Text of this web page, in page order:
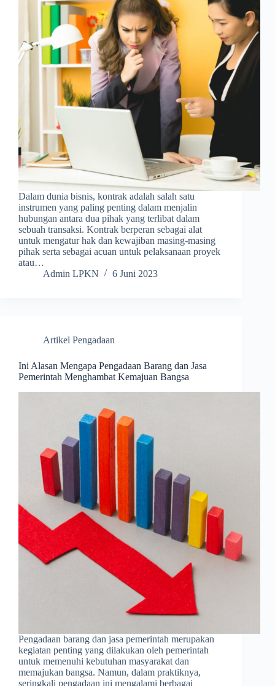
Dalam dunia bisnis, kontrak adalah salah satu
instrumen yang paling penting dalam menjalin
hubungan antara dua pihak yang terlibat dalam
sebuah transaksi. Kontrak berperan sebagai alat
untuk mengatur hak dan kewajiban masing-masing
pihak serta sebagai acuan untuk pelaksanaan proyek
atau…
Admin LPKN
6 Juni 2023
Artikel Pengadaan
Ini Alasan Mengapa Pengadaan Barang dan Jasa
Pemerintah Menghambat Kemajuan Bangsa
Pengadaan barang dan jasa pemerintah merupakan
kegiatan penting yang dilakukan oleh pemerintah
untuk memenuhi kebutuhan masyarakat dan
memajukan bangsa. Namun, dalam praktiknya,
seringkali pengadaan ini mengalami berbagai